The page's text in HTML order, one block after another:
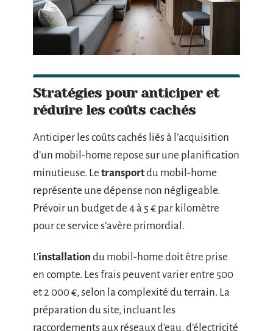
Stratégies pour anticiper et
réduire les coûts cachés
Anticiper les coûts cachés liés à l’acquisition
d’un mobil-home repose sur une planification
minutieuse. Le transportdu mobil-home
représente une dépense non négligeable.
Prévoir un budget de 4 à 5 € par kilomètre
pour ce service s’avère primordial.
L’installation du mobil-home doit être prise
en compte. Les frais peuvent varier entre 500
et 2 000 €, selon la complexité du terrain. La
préparation du site, incluant les
raccordements aux réseaux d’eau, d’électricité